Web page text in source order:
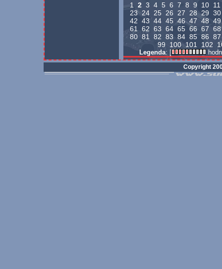
1 2 3 4 5 6 7 8 9 10 11
23 24 25 26 27 2829
42 43 44 45 4647 48
61
62 63 64 65 66 67
80 81 82 83 84 85 86
99
100101 102
Legenda: [
Copyright